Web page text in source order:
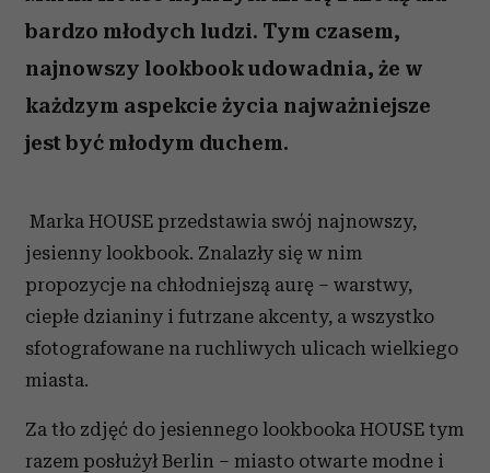
bardzo młodych ludzi. Tym czasem,
najnowszy lookbook udowadnia, że w
każdzym aspekcie życia najważniejsze
jest być młodym duchem.
Marka HOUSE przedstawia swój najnowszy,
jesienny lookbook. Znalazły się w nim
propozycje na chłodniejszą aurę – warstwy,
ciepłe dzianiny i futrzane akcenty, a wszystko
sfotografowane na ruchliwych ulicach wielkiego
miasta.
Za tło zdjęć do jesiennego lookbooka HOUSE tym
razem posłużył Berlin – miasto otwarte modne i